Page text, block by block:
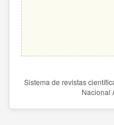
Sistema de revistas
Nacional